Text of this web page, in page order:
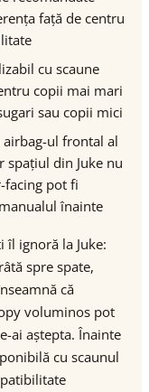
față de centru
cu scaune
copii mai mari
sau copii mici
ul frontal al
spațiul din Juke nu
facing pot fi
înainte
ignoră la Juke:
spre spate,
că
voluminos pot
ai aștepta. Înainte
cu scaunul